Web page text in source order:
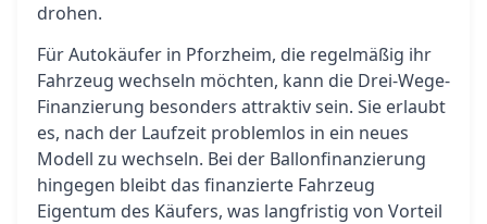
drohen.
Für Autokäufer in Pforzheim, die regelmäßig ihr
Fahrzeug wechseln möchten, kann die Drei-Wege-
Finanzierung besonders attraktiv sein. Sie erlaubt
es, nach der Laufzeit problemlos in ein neues
Modell zu wechseln. Bei der Ballonfinanzierung
hingegen bleibt das finanzierte Fahrzeug
Eigentum des Käufers, was langfristig von Vorteil